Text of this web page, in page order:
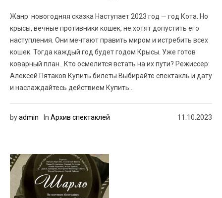
Жанр: новогодняя сказка Наступает 2023 год — год Кота. Но
крысы, вечные противники кошек, не хотят допустить его
наступления. Они мечтают править миром и истребить всех
кошек. Тогда каждый год будет годом Крысы. Уже готов
коварный план…Кто осмелится встать на их пути? Режиссер:
Алексей Пятаков Купить билеты Выбирайте спектакль и дату
и наслаждайтесь действием Купить...
11.10.2023
byadmin In Архив спектаклей